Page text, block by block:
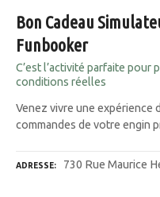
Bon Cadeau
Funbooker
C’est l’activité parfaite pour
conditions réelles
Venez vivre une expérience
commandes de votre engin
ADRESSE 730 Rue Maurice